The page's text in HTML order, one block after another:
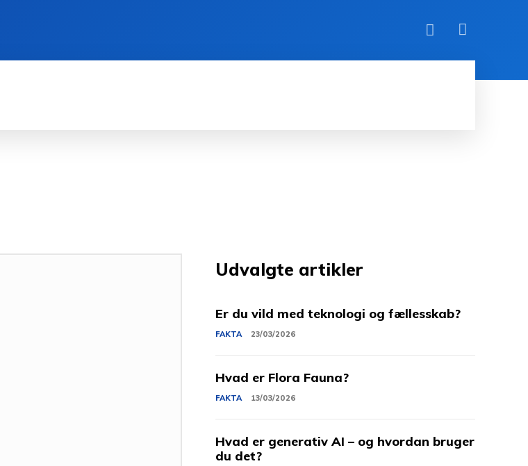
Udvalgte artikler
Er du vild med teknologi og fællesskab?
FAKTA 23/03/2026
Hvad er Flora Fauna?
FAKTA 13/03/2026
Hvad er generativ AI – og hvordan bruger
du det?